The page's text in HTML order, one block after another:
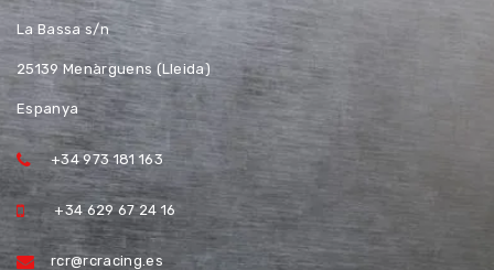
La Bassa s/n
25139 Menàrguens (Lleida)
Espanya
+34 973 181 163
+34 629 67 24 16
rcr@rcracing.es